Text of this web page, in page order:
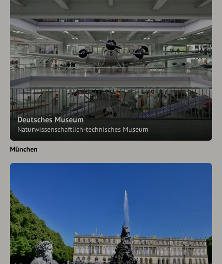
Deutsches Museum
Naturwissenschaftlich-technisches Museum
München